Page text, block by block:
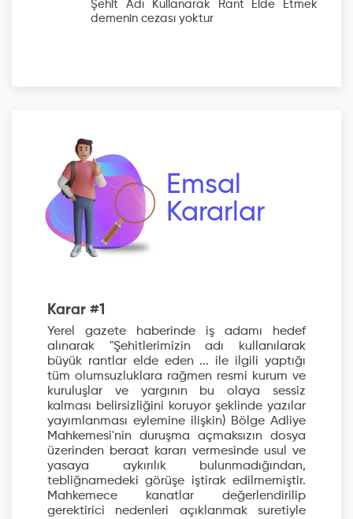
Şehit Adı Kullanarak Rant Elde Etmek
demenin cezası yoktur
Emsal
Kararlar
Karar #1
Yerel gazete haberinde iş adamı hedef
alınarak "Şehitlerimizin adı kullanılarak
büyük rantlar elde eden ... ile ilgili yaptığı
tüm olumsuzluklara rağmen resmi kurum ve
kuruluşlar ve yargının bu olaya sessiz
kalması belirsizliğini koruyor şeklinde yazılar
yayımlanması eylemine ilişkin) Bölge Adliye
Mahkemesi'nin duruşma açmaksızın dosya
üzerinden beraat kararı vermesinde usul ve
yasaya aykırılık bulunmadığından,
tebliğnamedeki görüşe iştirak edilmemiştir.
Mahkemece kanatlar değerlendirilip
gerektirici nedenleri açıklanmak suretiyle